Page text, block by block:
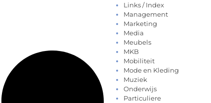
Links / Index
Management
Marketing
Media
Meubels
MKB
Mobiliteit
Mode en Kleding
Muziek
Onderwijs
Particuliere